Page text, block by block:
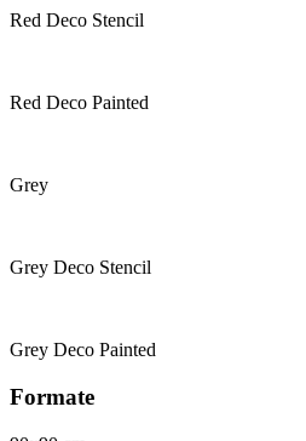
Red Deco Stencil
Red Deco Painted
Grey
Grey Deco Stencil
Grey Deco Painted
Formate